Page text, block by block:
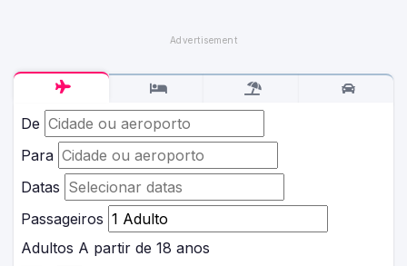
De
Para
Datas
Passageiros
Adultos A partir de 18 anos